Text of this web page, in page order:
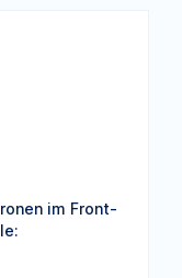
im Front-